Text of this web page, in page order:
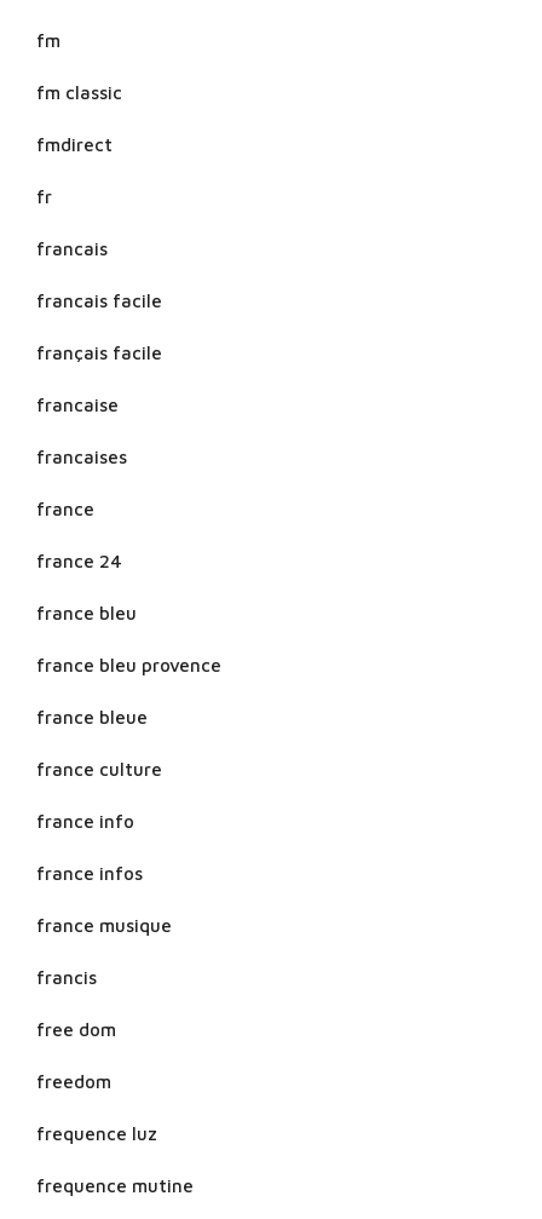
fm
fm classic
fmdirect
fr
francais
francais facile
français facile
francaise
francaises
france
france 24
france bleu
france bleu provence
france bleue
france culture
france info
france infos
france musique
francis
free dom
freedom
frequence luz
frequence mutine